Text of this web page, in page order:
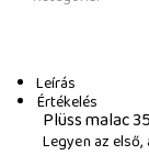
Leírás
Értékelés
Plüss malac
Legyen az